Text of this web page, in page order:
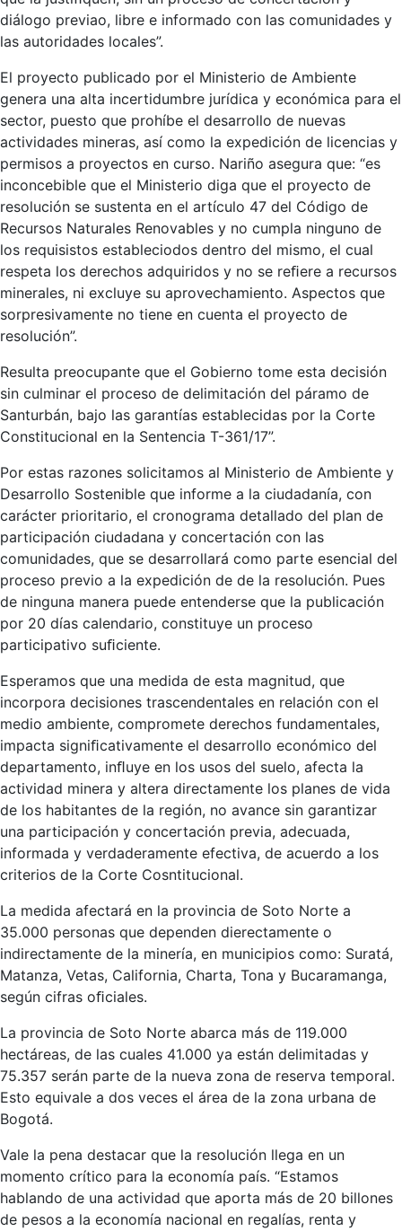
diálogo previao, libre e informado con las comunidades y
las autoridades locales”.
El proyecto publicado por el Ministerio de Ambiente
genera una alta incertidumbre jurídica y económica para el
sector, puesto que prohíbe el desarrollo de nuevas
actividades mineras, así como la expedición de licencias y
permisos a proyectos en curso. Nariño asegura que: “es
inconcebible que el Ministerio diga que el proyecto de
resolución se sustenta en el artículo 47 del Código de
Recursos Naturales Renovables y no cumpla ninguno de
los requisistos estableciodos dentro del mismo, el cual
respeta los derechos adquiridos y no se reﬁere a recursos
minerales, ni excluye su aprovechamiento. Aspectos que
sorpresivamente no tiene en cuenta el proyecto de
resolución”.
Resulta preocupante que el Gobierno tome esta decisión
sin culminar el proceso de delimitación del páramo de
Santurbán, bajo las garantías establecidas por la Corte
Constitucional en la Sentencia T-361/17”.
Por estas razones solicitamos al Ministerio de Ambiente y
Desarrollo Sostenible que informe a la ciudadanía, con
carácter prioritario, el cronograma detallado del plan de
participación ciudadana y concertación con las
comunidades, que se desarrollará como parte esencial del
proceso previo a la expedición de de la resolución. Pues
de ninguna manera puede entenderse que la publicación
por 20 días calendario, constituye un proceso
participativo suﬁciente.
Esperamos que una medida de esta magnitud, que
incorpora decisiones trascendentales en relación con el
medio ambiente, compromete derechos fundamentales,
impacta signiﬁcativamente el desarrollo económico del
departamento, inﬂuye en los usos del suelo, afecta la
actividad minera y altera directamente los planes de vida
de los habitantes de la región, no avance sin garantizar
una participación y concertación previa, adecuada,
informada y verdaderamente efectiva, de acuerdo a los
criterios de la Corte Cosntitucional.
La medida afectará en la provincia de Soto Norte a
35.000 personas que dependen dierectamente o
indirectamente de la minería, en municipios como: Suratá,
Matanza, Vetas, California, Charta, Tona y Bucaramanga,
según cifras oﬁciales.
La provincia de Soto Norte abarca más de 119.000
hectáreas, de las cuales 41.000 ya están delimitadas y
75.357 serán parte de la nueva zona de reserva temporal.
Esto equivale a dos veces el área de la zona urbana de
Bogotá.
Vale la pena destacar que la resolución llega en un
momento crítico para la economía país. “Estamos
hablando de una actividad que aporta más de 20 billones
de pesos a la economía nacional en regalías, renta y